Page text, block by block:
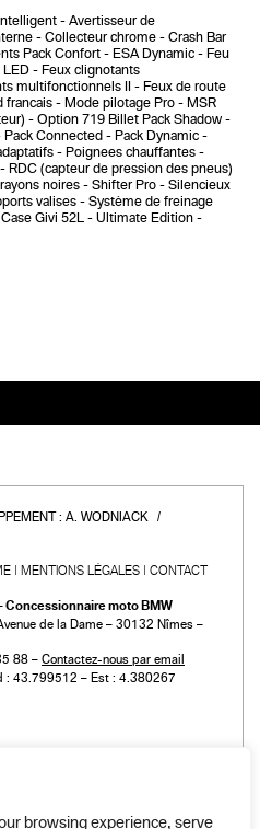
browsing experience, serve
Avertisseur de
Collecteur chrome
Crash Bar
Pack Confort ESA Dynamic
Feu
LED
Feux clignotants
multifonctionnels II
Feux de route
francais Mode pilotage Pro
MSR
Option 719 Billet Pack Shadow
Pack Connected
Pack Dynamic
Poignees chauffantes
RDC (capteur de pression des pneus)
noires Shifter Pro
Silencieux
valises
Système de freinage
Givi 52L
Ultimate Edition
: A. WODNIACK
MENTIONS LÉGALES CONTACT
Concessionnaire moto BMW
de la Dame – 30132 Nîmes –
88 – Contactez-nous par email
: 43.799512 – Est : 4.380267